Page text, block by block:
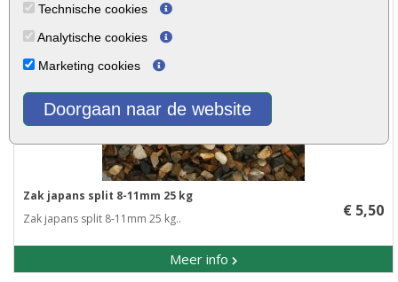
Technische cookies
Analytische cookies
Marketing cookies
Doorgaan naar de website
Zak japans split 8-11mm 25 kg
Zak japans split 8-11mm 25 kg..
Meer info
€ 5,50